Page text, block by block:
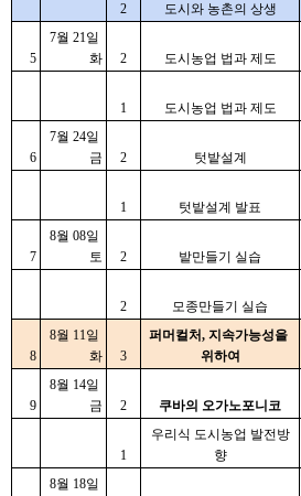
2 도시와 농촌의 상생
5
7월 21일
화
2 도시농업 법과 제도
1 도시농업 법과 제도
6
7월 24일
금
2 텃밭설계
1 텃밭설계 발표
7
8월 08일
토
2 밭만들기 실습
2 모종만들기 실습
8
8월 11일
화
3
퍼머컬처, 지속가능성을
위하여
9
8월 14일
금
2 쿠바의 오가노포니코
1
우리식 도시농업 발전방
향
8월 18일